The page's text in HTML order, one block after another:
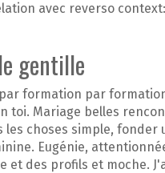
avec reverso
gentille
formation par
toi. Mariage belles
choses simple, fonder
Eugénie,
et des profils et moche.